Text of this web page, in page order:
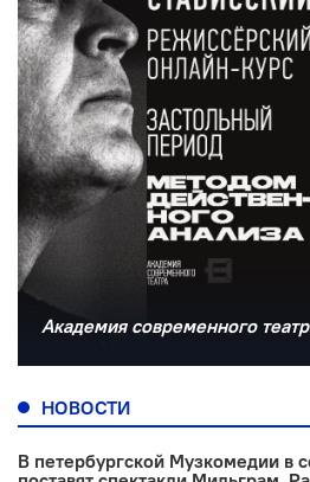
Академия современного
НОВОСТИ
В петербургской Музкомедии в